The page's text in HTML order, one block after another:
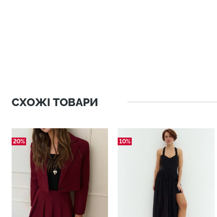
СХОЖІ ТОВАРИ
20% 10%